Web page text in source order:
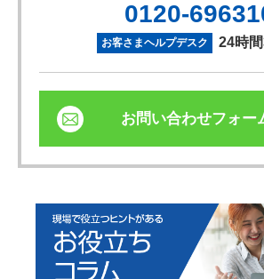
0120-
お客さまヘルプデスク 24時
お問い合わせフォー